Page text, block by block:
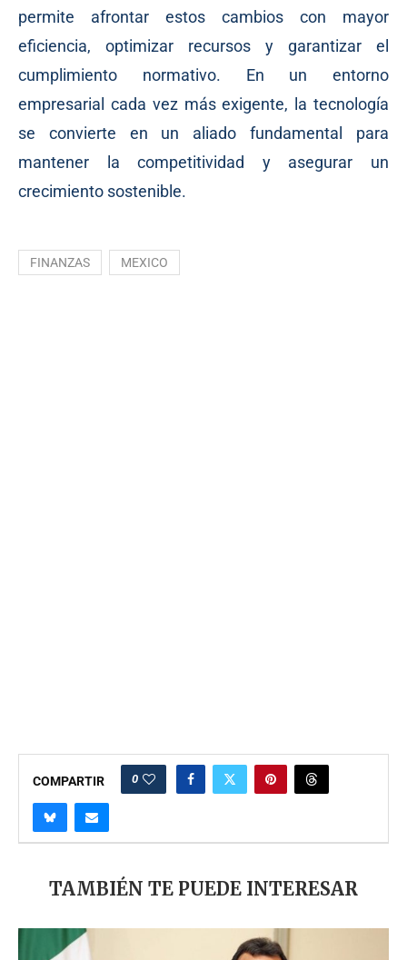
permite afrontar estos cambios con mayor
eficiencia, optimizar recursos y garantizar el
cumplimiento normativo. En un entorno
empresarial cada vez más exigente, la tecnología
se convierte en un aliado fundamental para
mantener la competitividad y asegurar un
crecimiento sostenible.
FINANZAS MEXICO
COMPARTIR 0
TAMBIÉN TE PUEDE INTERESAR